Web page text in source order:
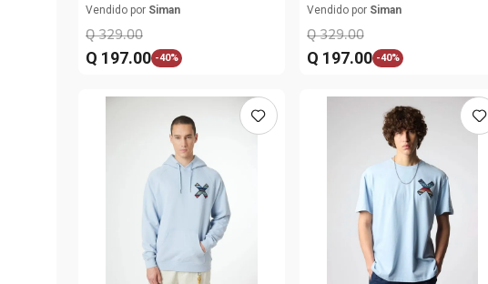
bordado "X" para hombre
Vendido por Siman
Q 329.00
Q 197.00 -40%
"X" para hombre
Vendido por Siman
Q 329.00
Q 197.00 -40%